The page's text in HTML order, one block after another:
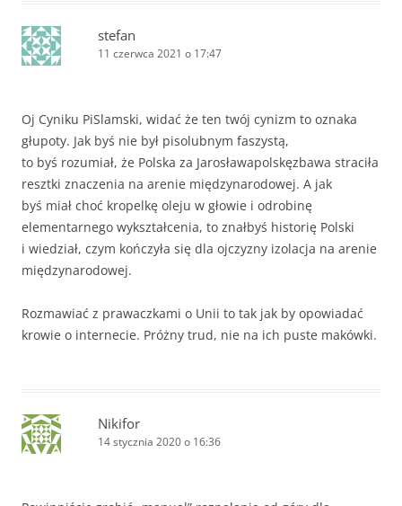
stefan
11 czerwca 2021 o 17:47
Oj Cyniku PiSlamski, widać że ten twój cynizm to oznaka
głupoty. Jak byś nie był pisolubnym faszystą,
to byś rozumiał, że Polska za Jarosławapolskęzbawa straciła
resztki znaczenia na arenie międzynarodowej. A jak
byś miał choć kropelkę oleju w głowie i odrobinę
elementarnego wykształcenia, to znałbyś historię Polski
i wiedział, czym kończyła się dla ojczyzny izolacja na arenie
międzynarodowej.
Rozmawiać z prawaczkami o Unii to tak jak by opowiadać
krowie o internecie. Próżny trud, nie na ich puste makówki.
Nikifor
14 stycznia 2020 o 16:36